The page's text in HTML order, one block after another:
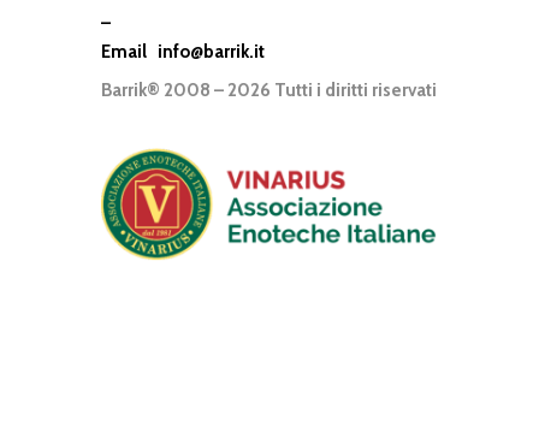
–
Email info@barrik.it
Barrik® 2008 – 2026 Tutti i diritti riservati